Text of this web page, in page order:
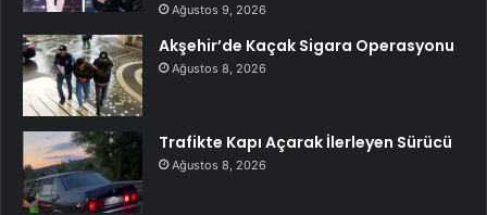
Ağustos 9, 2026
Akşehir’de Kaçak Sigara Operasyonu
Ağustos 8, 2026
Trafikte Kapı Açarak İlerleyen Sürücü
Ağustos 8, 2026